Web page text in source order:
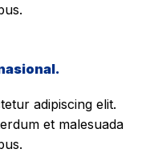
adipiscing elit.
et malesuada